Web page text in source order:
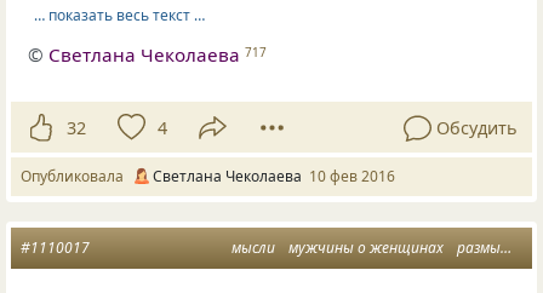
… показать весь текст …
© Светлана Чеколаева 717
32 4 Обсудить
Опубликовала Светлана Чеколаева 10 фев 2016
мысли мужчины о женщинах размышления вслух
#1110017